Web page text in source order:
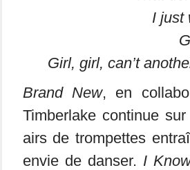
I just
Girl, girl, can’t
Brand New, en
Timberlake continue
airs de trompettes
envie de danser. I